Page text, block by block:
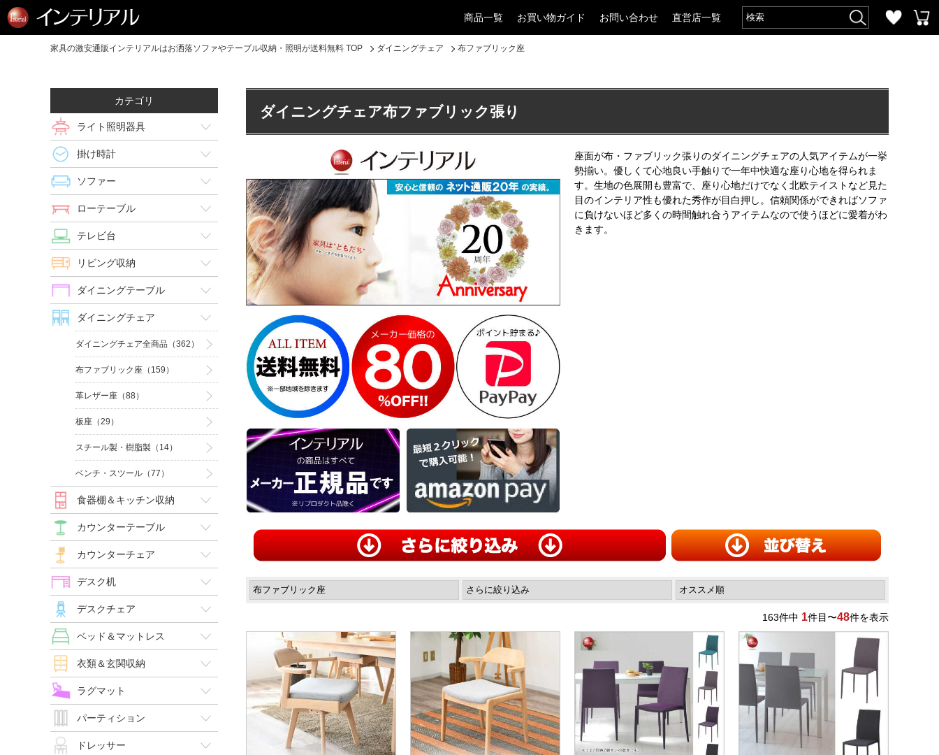
商品一覧 お買い物ガイド お問い合わせ 直営店一覧
家具の激安通販インテリアルはお洒落ソファやテーブル収納・照明が送料無料 TOP ダイニングチェア 布ファブリック座
ダイニングチェア布ファブリック張り
座面が布・ファブリック張りのダイニングチェアの人気アイテムが一挙
勢揃い。優しくて心地良い手触りで一年中快適な座り心地を得られま
す。生地の色展開も豊富で、座り心地だけでなく北欧テイストなど見た
目のインテリア性も優れた秀作が目白押し。信頼関係ができればソファ
に負けないほど多くの時間触れ合うアイテムなので使うほどに愛着がわ
きます。
163件中 1件目〜48件を表示
カテゴリ
ライト照明器具
掛け時計
ソファー
ローテーブル
テレビ台
リビング収納
ダイニングテーブル
ダイニングチェア
ダイニングチェア全商品（362）
布ファブリック座（159）
革レザー座（88）
板座（29）
スチール製・樹脂製（14）
ベンチ・スツール（77）
食器棚＆キッチン収納
カウンターテーブル
カウンターチェア
デスク机
デスクチェア
ベッド＆マットレス
衣類＆玄関収納
ラグマット
パーティション
ドレッサー